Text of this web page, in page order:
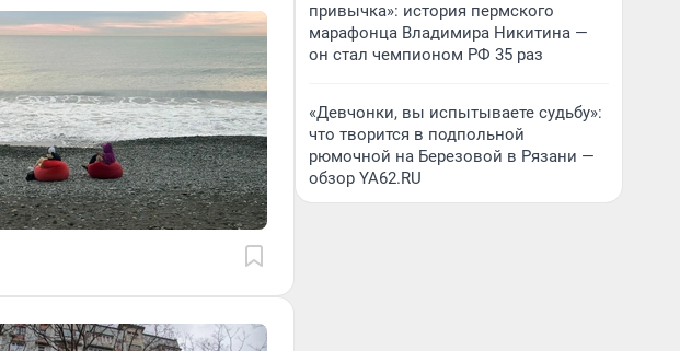
привычка»: история пермского
марафонца Владимира Никитина —
он стал чемпионом РФ 35 раз
«Девчонки, вы испытываете судьбу»:
что творится в подпольной
рюмочной на Березовой в Рязани —
обзор YA62.RU